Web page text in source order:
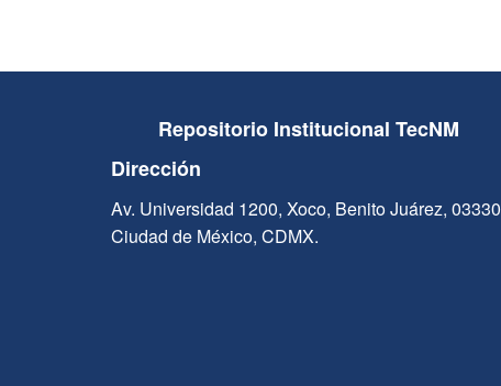
Repositorio Institucional TecNM
Dirección
Av. Universidad 1200, Xoco, Benito Juárez, 03330
Ciudad de México, CDMX.